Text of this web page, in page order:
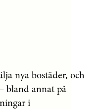
nya bostäder, och
bland annat på
i